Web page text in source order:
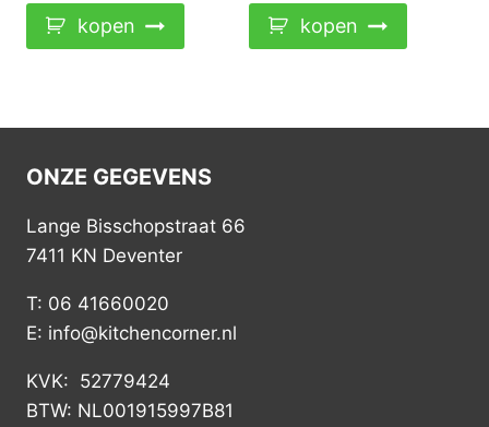
kopen kopen
ONZE GEGEVENS
Lange Bisschopstraat 66
7411 KN Deventer
T: 06 41660020
E: info@kitchencorner.nl
KVK: 52779424
BTW: NL001915997B81